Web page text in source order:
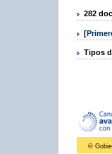
282
[
Tipos
©